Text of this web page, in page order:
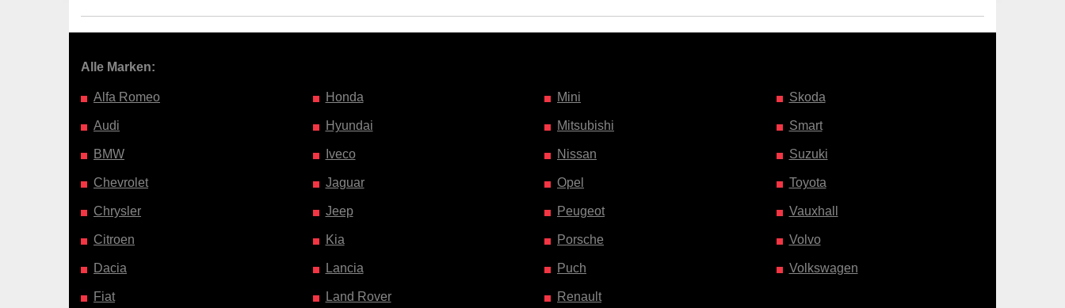
Alle Marken:
Alfa Romeo
Audi
BMW
Chevrolet
Chrysler
Citroen
Dacia
Fiat
Honda
Hyundai
Iveco
Jaguar
Jeep
Kia
Lancia
Land Rover
Mini
Mitsubishi
Nissan
Opel
Peugeot
Porsche
Puch
Renault
Skoda
Smart
Suzuki
Toyota
Vauxhall
Volvo
Volkswagen